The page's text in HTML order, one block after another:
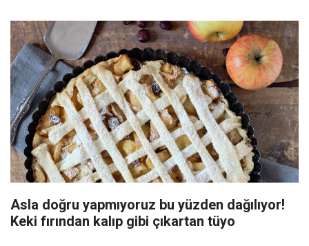
Asla doğru yapmıyoruz bu yüzden dağılıyor!
Keki fırından kalıp gibi çıkartan tüyo